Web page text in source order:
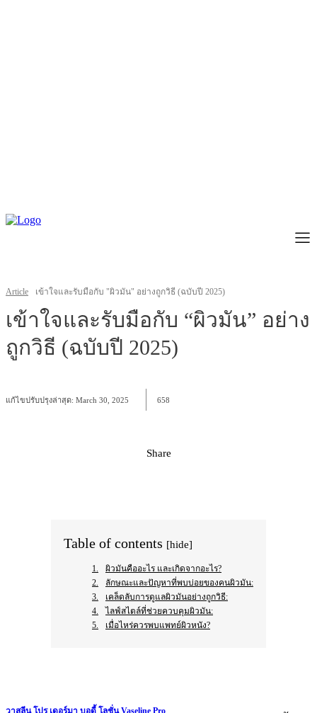
Article เข้าใจและรับมือกับ "ผิวมัน" อย่างถูกวิธี (ฉบับปี 2025)
เข้าใจและรับมือกับ “ผิวมัน” อย่าง
ถูกวิธี (ฉบับปี 2025)
แก้ไขปรับปรุงล่าสุด: March 30, 2025 658
Share
Table of contents [hide]
ผิวมันคืออะไร และเกิดจากอะไร?
ลักษณะและปัญหาที่พบบ่อยของคนผิวมัน:
เคล็ดลับการดูแลผิวมันอย่างถูกวิธี:
ไลฟ์สไตล์ที่ช่วยควบคุมผิวมัน:
เมื่อไหร่ควรพบแพทย์ผิวหนัง?